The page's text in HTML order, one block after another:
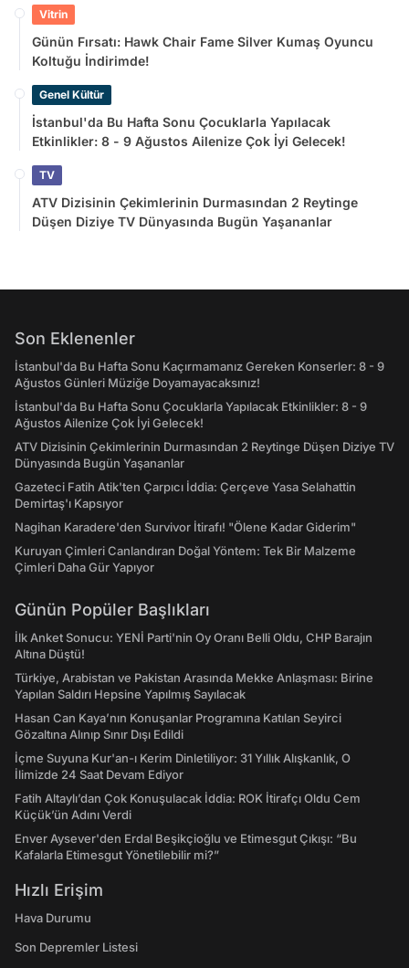
Vitrin
Günün Fırsatı: Hawk Chair Fame Silver Kumaş Oyuncu
Koltuğu İndirimde!
Genel Kültür
İstanbul'da Bu Hafta Sonu Çocuklarla Yapılacak
Etkinlikler: 8 - 9 Ağustos Ailenize Çok İyi Gelecek!
TV
ATV Dizisinin Çekimlerinin Durmasından 2 Reytinge
Düşen Diziye TV Dünyasında Bugün Yaşananlar
Son Eklenenler
İstanbul'da Bu Hafta Sonu Kaçırmamanız Gereken Konserler: 8 - 9
Ağustos Günleri Müziğe Doyamayacaksınız!
İstanbul'da Bu Hafta Sonu Çocuklarla Yapılacak Etkinlikler: 8 - 9
Ağustos Ailenize Çok İyi Gelecek!
ATV Dizisinin Çekimlerinin Durmasından 2 Reytinge Düşen Diziye TV
Dünyasında Bugün Yaşananlar
Gazeteci Fatih Atik'ten Çarpıcı İddia: Çerçeve Yasa Selahattin
Demirtaş'ı Kapsıyor
Nagihan Karadere'den Survivor İtirafı! "Ölene Kadar Giderim"
Kuruyan Çimleri Canlandıran Doğal Yöntem: Tek Bir Malzeme
Çimleri Daha Gür Yapıyor
Günün Popüler Başlıkları
İlk Anket Sonucu: YENİ Parti'nin Oy Oranı Belli Oldu, CHP Barajın
Altına Düştü!
Türkiye, Arabistan ve Pakistan Arasında Mekke Anlaşması: Birine
Yapılan Saldırı Hepsine Yapılmış Sayılacak
Hasan Can Kaya’nın Konuşanlar Programına Katılan Seyirci
Gözaltına Alınıp Sınır Dışı Edildi
İçme Suyuna Kur'an-ı Kerim Dinletiliyor: 31 Yıllık Alışkanlık, O
İlimizde 24 Saat Devam Ediyor
Fatih Altaylı’dan Çok Konuşulacak İddia: ROK İtirafçı Oldu Cem
Küçük’ün Adını Verdi
Enver Aysever'den Erdal Beşikçioğlu ve Etimesgut Çıkışı: “Bu
Kafalarla Etimesgut Yönetilebilir mi?”
Hızlı Erişim
Hava Durumu
Son Depremler Listesi